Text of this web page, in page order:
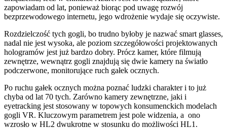
zapowiadam od lat, ponieważ biorąc pod uwagę rozwój
bezprzewodowego internetu, jego wdrożenie wydaje się oczywiste.
Rozdzielczość tych gogli, bo trudno byłoby je nazwać smart glasses,
nadal nie jest wysoka, ale poziom szczegółowości projektowanych
hologramów jest już bardzo dobry. Prócz kamer, które filmują
zewnętrze, wewnątrz gogli znajdują się dwie kamery na światło
podczerwone, monitorujące ruch gałek ocznych.
Po ruchu gałek ocznych można poznać ludzki charakter i to już
chyba od lat 70 tych. Zarówno kamery zewnętrzne, jaki i
eyetracking jest stosowany w topowych konsumenckich modelach
gogli VR. Kluczowym parametrem jest pole widzenia, a ono
wzrosło w HL2 dwukrotne w stosunku do możliwości HL1.